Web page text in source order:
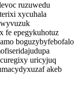
ruzuwedu
xycuhala
fe epegykuhotuz
boguzybyfebofalo
uricyjuq
akeb